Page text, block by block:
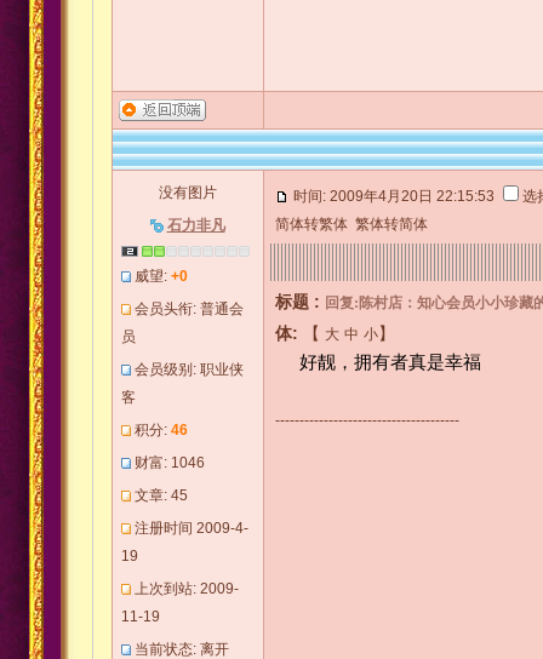
没有图片
石力非凡
威望: +0
会员头衔: 普通会
员
会员级别: 职业侠
客
积分: 46
财富: 1046
文章: 45
注册时间 2009-4-
19
上次到站: 2009-
11-19
当前状态: 离开
时间: 2009年4月20日 22:15:53
选
简体转繁体 繁体转简体
标题 : 回复:陈村店：知心会员小小珍藏
体: 【 大 中 小】
好靓，拥有者真是幸福
--------------------------------------